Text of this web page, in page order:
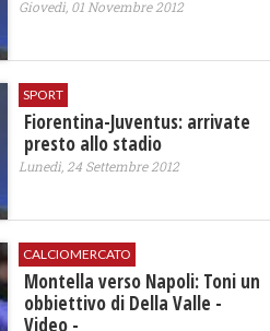
Giovedì, 01 Novembre 2012
SPORT
Fiorentina-Juventus: arrivate
presto allo stadio
Lunedì, 24 Settembre 2012
CALCIOMERCATO
Montella verso Napoli: Toni un
obbiettivo di Della Valle -
Video -